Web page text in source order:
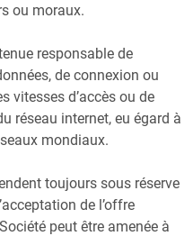
ou moraux.
responsable de
de connexion ou
vitesses d’accès ou de
réseau internet, eu égard à
mondiaux.
toujours sous réserve
de l’offre
peut être amenée à